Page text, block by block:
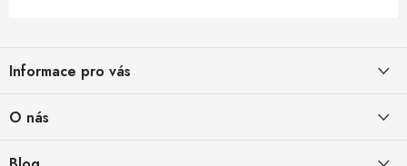
pInformace pro vás
O nás